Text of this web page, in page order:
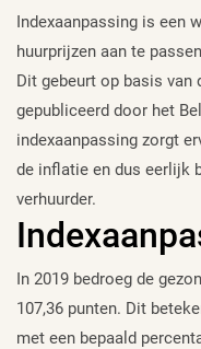
Indexaanpassing is een
huurprijzen aan te
Dit gebeurt op basis van
gepubliceerd door het
indexaanpassing zorgt
de inflatie en dus eerlijk
verhuurder.
In 2019 bedroeg de
107,36 punten. Dit
met een bepaald